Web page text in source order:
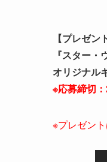
【プレゼン
『スター・
オリジナル
※応募締切
※プレゼン